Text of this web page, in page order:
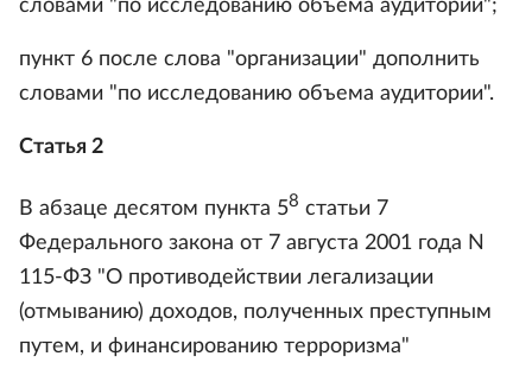
словами "по исследованию объема аудитории";
пункт 6 после слова "организации" дополнить
словами "по исследованию объема аудитории".
Статья 2
В абзаце десятом пункта 58 статьи 7
Федерального закона от 7 августа 2001 года N
115-ФЗ "О противодействии легализации
(отмыванию) доходов, полученных преступным
путем, и финансированию терроризма"